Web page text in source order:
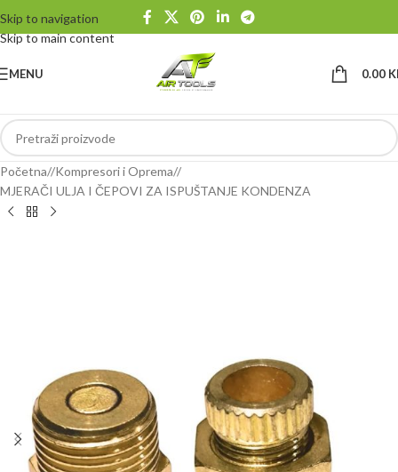
Skip to navigation
Skip to main content
MENU 0.00
Početna/ Kompresori i Oprema/
MJERAČI ULJA I ČEPOVI ZA ISPUŠTANJE KONDENZA